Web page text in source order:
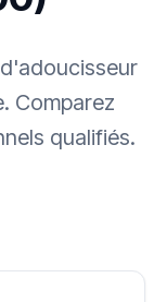
Comparez
qualifiés.